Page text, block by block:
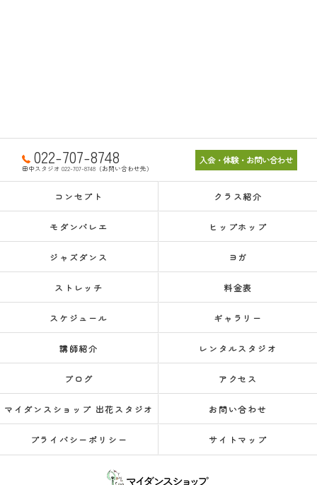
022-707-8748
田中スタジオ 022-707-8748（お問い合わせ先）
入会・体験・お問い合わせ
コンセプト クラス紹介
モダンバレエ ヒップホップ
ジャズダンス ヨガ
ストレッチ 料金表
スケジュール ギャラリー
講師紹介 レンタルスタジオ
ブログ アクセス
マイダンスショップ 出花スタジオ お問い合わせ
プライバシーポリシー サイトマップ